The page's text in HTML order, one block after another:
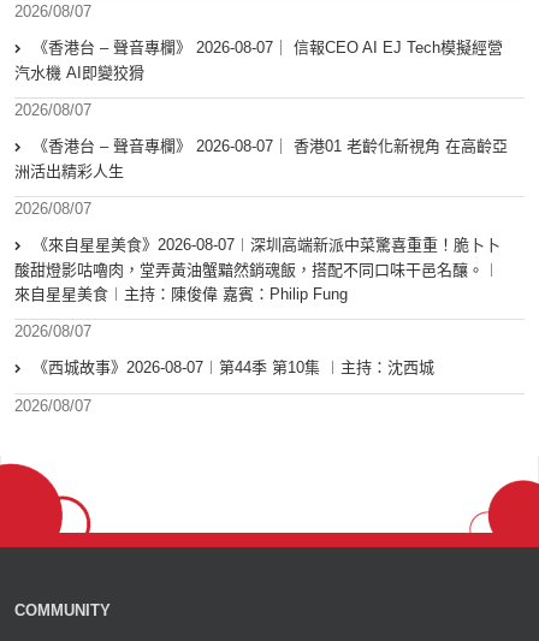
2026/08/07
《香港台 – 聲音專欄》 2026-08-07｜ 信報CEO AI EJ Tech模擬經營
汽水機 AI即變狡猾
2026/08/07
《香港台 – 聲音專欄》 2026-08-07｜ 香港01 老齡化新視角 在高齡亞
洲活出精彩人生
2026/08/07
《來自星星美食》2026-08-07︱深圳高端新派中菜驚喜重重！脆卜卜
酸甜燈影咕嚕肉，堂弄黃油蟹黯然銷魂飯，搭配不同口味干邑名釀。︱
來自星星美食︱主持：陳俊偉 嘉賓：Philip Fung
2026/08/07
《西城故事》2026-08-07︱第44季 第10集 ︱主持：沈西城
2026/08/07
COMMUNITY